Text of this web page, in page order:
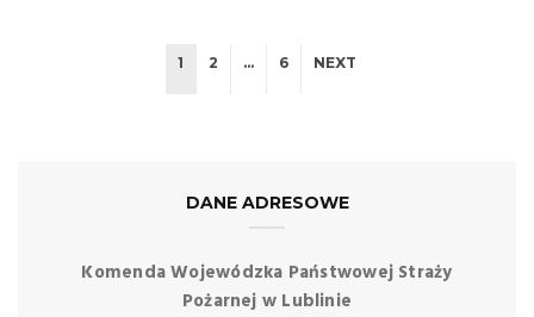
1 2 … 6 NEXT
DANE ADRESOWE
Komenda Wojewódzka Państwowej Straży
Pożarnej w Lublinie